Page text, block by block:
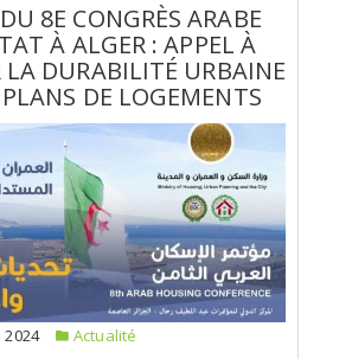
8E CONGRÈS ARABE
À ALGER : APPEL À
LA DURABILITÉ URBAINE
DE LOGEMENTS
Actualité